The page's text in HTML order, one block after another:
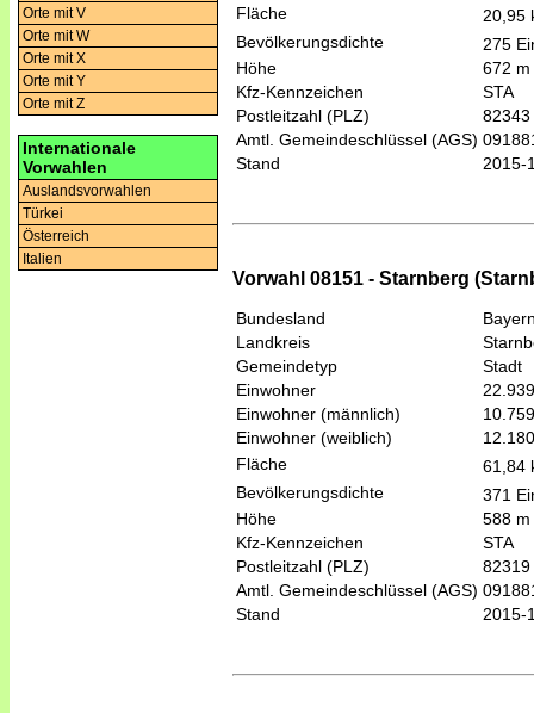
Orte mit V
Orte mit W
Orte mit X
Orte mit Y
Orte mit Z
Internationale
Vorwahlen
Auslandsvorwahlen
Türkei
Österreich
Italien
Fläche
20,95
Bevölkerungsdichte
275
Höhe
672 m
Kfz-Kennzeichen
STA
Postleitzahl (PLZ)
82343
Amtl. Gemeindeschlüssel (AGS)
Stand
2015-
Vorwahl 08151 - Starnberg
Bundesland
Landkreis
Gemeindetyp
Stadt
Einwohner
22.939
Einwohner (männlich)
10.759
Einwohner (weiblich)
12.180
Fläche
61,84
Bevölkerungsdichte
371
Höhe
588 m
Kfz-Kennzeichen
STA
Postleitzahl (PLZ)
82319
Amtl. Gemeindeschlüssel (AGS)
Stand
2015-